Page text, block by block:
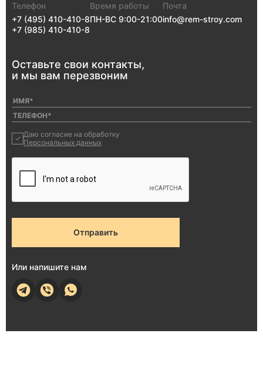
Телефон
+7 (495) 410-410-8
+7 (985) 410-410-8
Почта
info@rem-stroy.com
Время работы
ПН-ВС 9:00-21:00
Оставьте свои контакты,
и мы вам перезвоним
Даю согласие на обработку
Персональных данных
Отправить
Или напишите нам